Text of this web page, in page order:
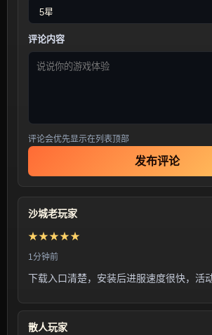
评论内容
评论会优先显示在列表顶部
发布评论
沙城老玩家
★★★★★
1分钟前
下载入口清楚，安装后进服速度很快，活
散人玩家